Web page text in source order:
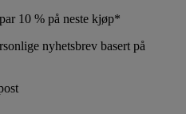
10 % på neste kjøp*
nyhetsbrev basert på